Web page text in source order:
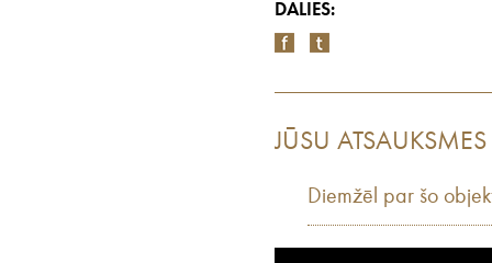
DALIES:
JŪSU ATSAUKSMES
Diemžēl par šo